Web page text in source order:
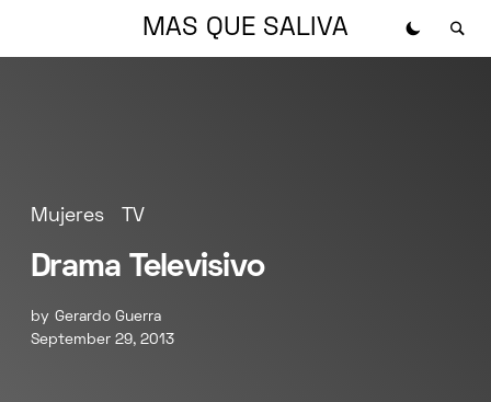
MAS QUE SALIVA
Mujeres TV
Drama Televisivo
by Gerardo Guerra
September 29, 2013